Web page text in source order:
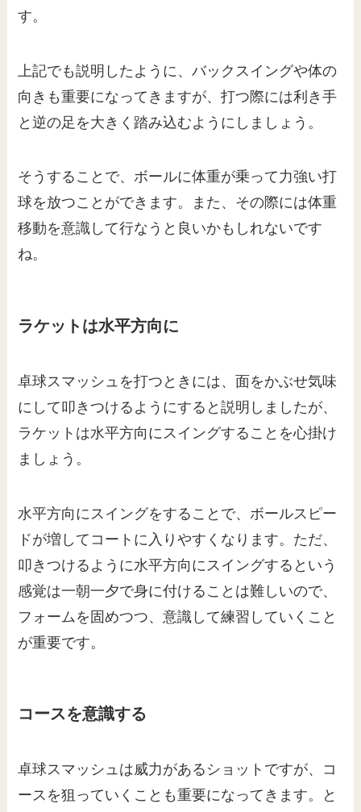
す。
上記でも説明したように、バックスイングや体の
向きも重要になってきますが、打つ際には利き手
と逆の足を大きく踏み込むようにしましょう。
そうすることで、ボールに体重が乗って力強い打
球を放つことができます。また、その際には体重
移動を意識して行なうと良いかもしれないです
ね。
ラケットは水平方向に
卓球スマッシュを打つときには、面をかぶせ気味
にして叩きつけるようにすると説明しましたが、
ラケットは水平方向にスイングすることを心掛け
ましょう。
水平方向にスイングをすることで、ボールスピー
ドが増してコートに入りやすくなります。ただ、
叩きつけるように水平方向にスイングするという
感覚は一朝一夕で身に付けることは難しいので、
フォームを固めつつ、意識して練習していくこと
が重要です。
コースを意識する
卓球スマッシュは威力があるショットですが、コ
ースを狙っていくことも重要になってきます。と